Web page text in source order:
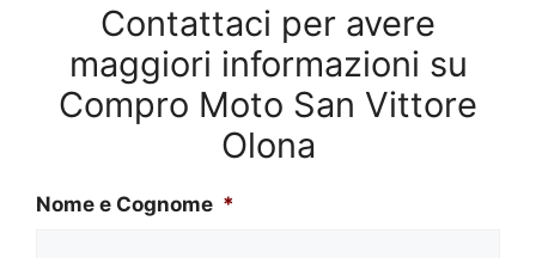
Contattaci per avere
maggiori informazioni su
Compro Moto San Vittore
Olona
Nome e Cognome *